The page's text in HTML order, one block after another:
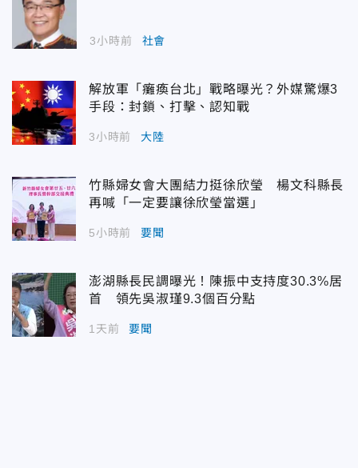
3小時前 社會
解放軍「癱瘓台北」戰略曝光？外媒驚爆3
手段：封鎖、打擊、認知戰
3小時前 大陸
竹縣婦女會大團結力挺徐欣瑩 楊文科縣長
再喊「一定要讓徐欣瑩當選」
5小時前 要聞
澎湖縣長民調曝光！陳振中支持度30.3%居
首 領先吳淑瑾9.3個百分點
1天前 要聞